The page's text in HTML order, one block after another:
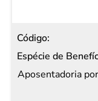
Aposentadoria